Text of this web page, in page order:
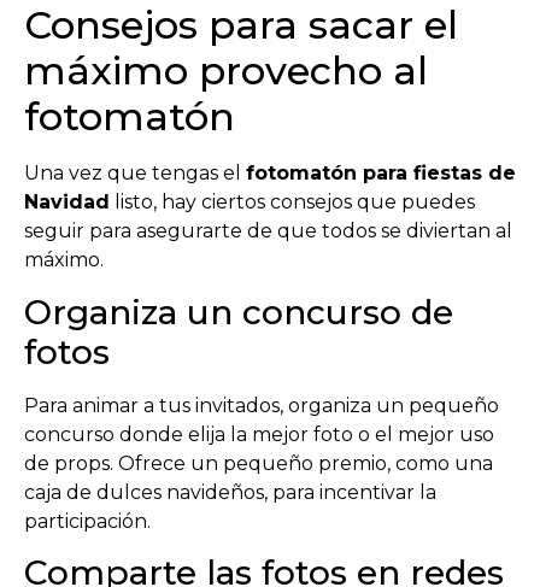
Consejos para sacar el
máximo provecho al
fotomatón
Una vez que tengas el fotomatón para fiestas de
Navidad
listo, hay ciertos consejos que puedes
seguir para asegurarte de que todos se diviertan al
máximo.
Organiza un concurso de
fotos
Para animar a tus invitados, organiza un pequeño
concurso donde elija la mejor foto o el mejor uso
de props. Ofrece un pequeño premio, como una
caja de dulces navideños, para incentivar la
participación.
Comparte las fotos en redes